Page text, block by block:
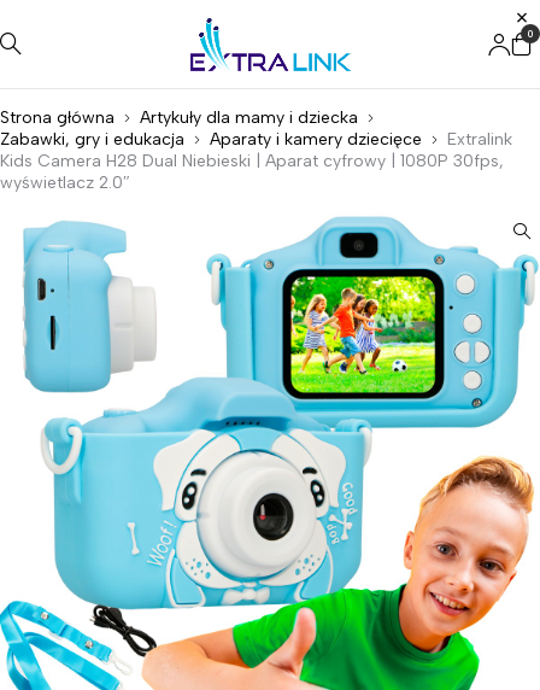
0
Strona główna
Artykuły dla mamy i dziecka
Zabawki, gry i edukacja
Aparaty i kamery dziecięce
Extralink
Kids Camera H28 Dual Niebieski | Aparat cyfrowy | 1080P 30fps,
wyświetlacz 2.0″